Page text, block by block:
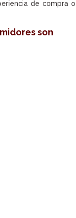
de compra o
son